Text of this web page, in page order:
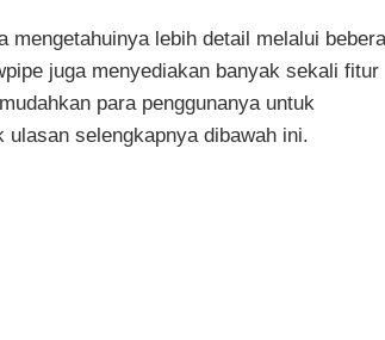
lebih detail melalui
juga menyediakan banyak sekali fitur
para penggunanya untuk
selengkapnya dibawah ini.